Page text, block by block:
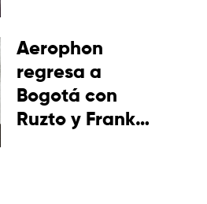
Aerophon
regresa a
Bogotá con
Ruzto y Frank